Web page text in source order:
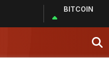
BITCOIN